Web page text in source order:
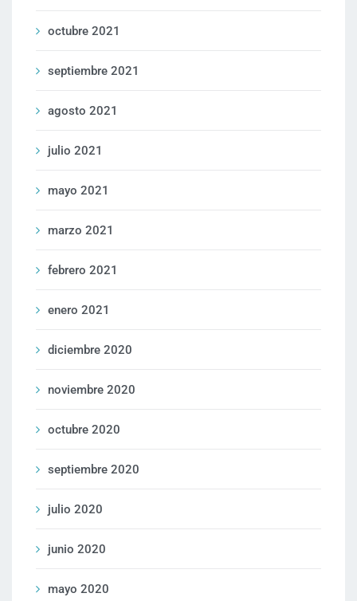
octubre 2021
septiembre 2021
agosto 2021
julio 2021
mayo 2021
marzo 2021
febrero 2021
enero 2021
diciembre 2020
noviembre 2020
octubre 2020
septiembre 2020
julio 2020
junio 2020
mayo 2020